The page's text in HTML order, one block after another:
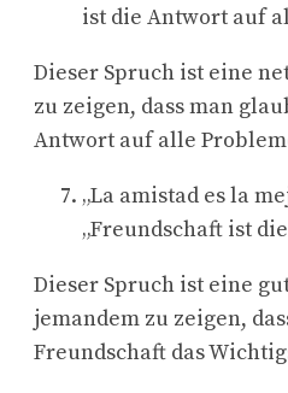
ist die Antwort auf
Dieser Spruch ist eine
zu zeigen, dass man
Antwort auf alle
„La amistad es la
„Freundschaft ist
Dieser Spruch ist eine
jemandem zu zeigen,
Freundschaft das